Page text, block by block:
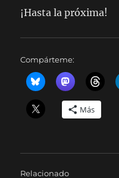
¡Hasta la próxima!
Compárteme:
Más
Relacionado